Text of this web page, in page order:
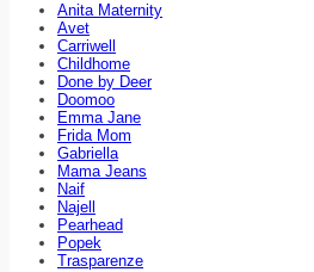
Anita Maternity
Avet
Carriwell
Childhome
Done by Deer
Doomoo
Emma Jane
Frida Mom
Gabriella
Mama Jeans
Naif
Najell
Pearhead
Popek
Trasparenze